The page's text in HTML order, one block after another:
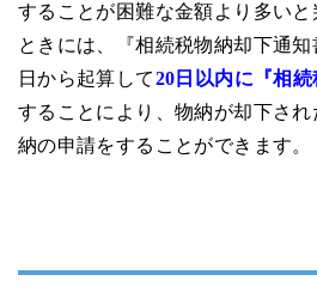
することが困難な金額より多い
ときには、『相続税物納却下通
日から起算して20日以内に『相
することにより、物納が却下さ
納の申請をすることができます。